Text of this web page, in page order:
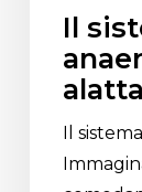
Il
Il